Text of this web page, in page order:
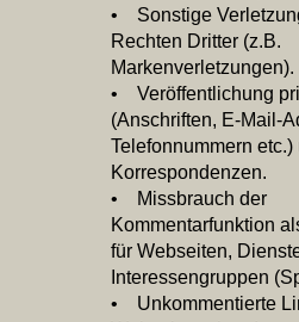
• Sonstige
Rechten Dritter (z.B.
Markenverletzungen).
• Veröffentlichung
(Anschriften,
Telefonnummern
Korrespondenzen.
• Missbrauch der
Kommentarfunktion
für Webseiten,
Interessengruppen
• Unkommentierte